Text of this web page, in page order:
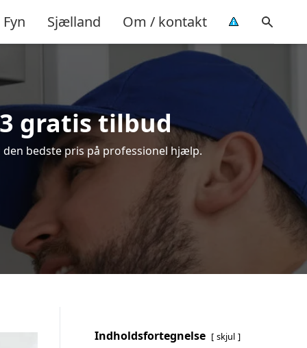
Fyn Sjælland Om / kontakt
gratis tilbud
bedste pris på professionel hjælp.
Indholdsfortegnelse skjul